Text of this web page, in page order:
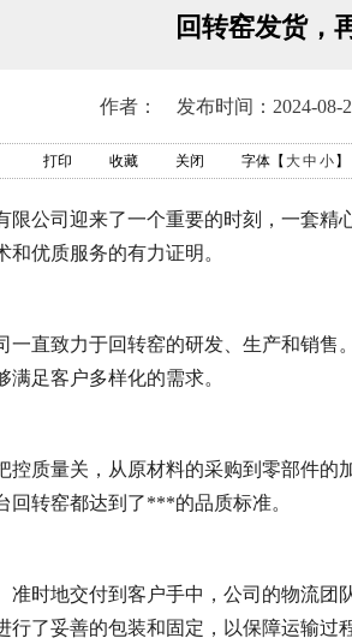
回转窑发货，
作者： 发布时间：2024-08-
打印 收藏 关闭 字体【 大中 小 】
限公司迎来了一个重要的时刻，一套
优质服务的有力证明。
一直致力于回转窑的研发、生产和销
足客户多样化的需求。
控质量关，从原材料的采购到零部件
回转窑都达到了***的品质标准。
准时地交付到客户手中，公司的物流
行了妥善的包装和固定，以保障运输过